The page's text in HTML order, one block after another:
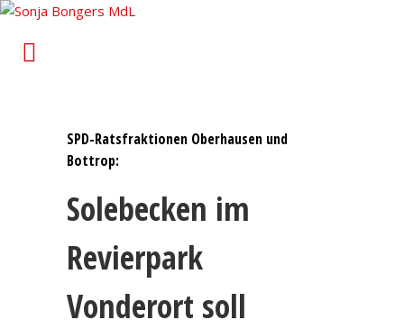
Sonja Bongers MdL
SPD-Ratsfraktionen Oberhausen und
Bottrop:
Solebecken im
Revierpark
Vonderort soll